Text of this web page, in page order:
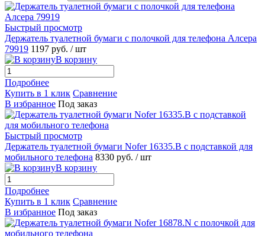
Быстрый просмотр
Держатель туалетной бумаги с полочкой для телефона Алсера
79919 1197 руб. / шт
В корзину
Подробнее
Купить в 1 клик Сравнение
В избранное Под заказ
Быстрый просмотр
Держатель туалетной бумаги Nofer 16335.B с подставкой для
мобильного телефона 8330 руб. / шт
В корзину
Подробнее
Купить в 1 клик Сравнение
В избранное Под заказ